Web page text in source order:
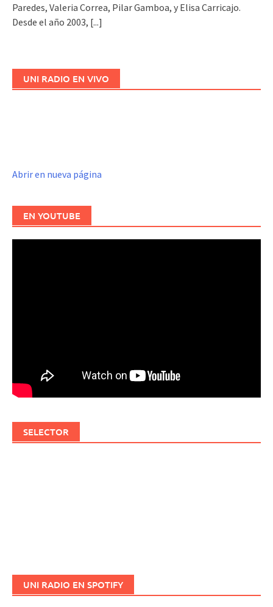
Paredes, Valeria Correa, Pilar Gamboa, y Elisa Carricajo.
Desde el año 2003, [...]
UNI RADIO EN VIVO
Abrir en nueva página
EN YOUTUBE
SELECTOR
UNI RADIO EN SPOTIFY